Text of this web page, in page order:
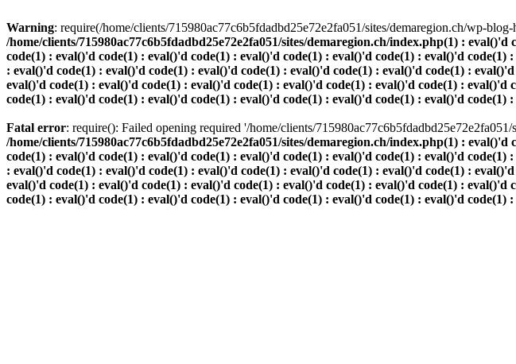
Warning: require(/home/clients/715980ac77c6b5fdadbd25e72e2fa051/sites/demaregion.ch/wp-
/home/clients/715980ac77c6b5fdadbd25e72e2fa051/sites/demaregion.ch/index.php(1) :
code(1) : eval()'d code(1) : eval()'d code(1) : eval()'d code(1) : eval()'d code(1) : eval()'d
: eval()'d code(1) : eval()'d code(1) : eval()'d code(1) : eval()'d code(1) : eval()'d code(1) :
eval()'d code(1) : eval()'d code(1) : eval()'d code(1) : eval()'d code(1) : eval()'d code(1) :
code(1) : eval()'d code(1) : eval()'d code(1) : eval()'d code(1) : eval()'d code(1) : eval()'d
Fatal error: require(): Failed opening required '/home/clients/
/home/clients/715980ac77c6b5fdadbd25e72e2fa051/sites/demaregion.ch/index.php(1) :
code(1) : eval()'d code(1) : eval()'d code(1) : eval()'d code(1) : eval()'d code(1) : eval()'d
: eval()'d code(1) : eval()'d code(1) : eval()'d code(1) : eval()'d code(1) : eval()'d code(1) :
eval()'d code(1) : eval()'d code(1) : eval()'d code(1) : eval()'d code(1) : eval()'d code(1) :
code(1) : eval()'d code(1) : eval()'d code(1) : eval()'d code(1) : eval()'d code(1) : eval()'d